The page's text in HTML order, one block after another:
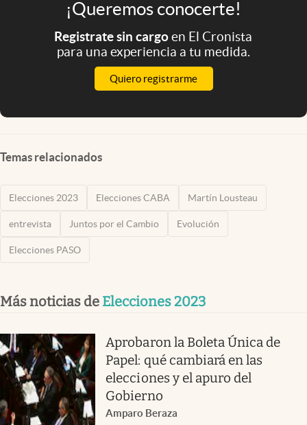
¡Queremos conocerte!
Registrate sin cargoen El Cronista
para una experiencia a tu medida.
Quiero registrarme
Temas relacionados
Elecciones 2023 Elecciones CABA Martín Lousteau
entrevista Juntos por el Cambio Evolución
Elecciones PASO
Más noticias de Elecciones 2023
Aprobaron la Boleta Única de
Papel: qué cambiará en las
elecciones y el apuro del
Gobierno
Amparo Beraza